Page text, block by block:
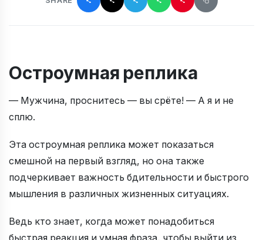
Остроумная реплика
— Мужчина, проснитесь — вы срёте! — А я и не
сплю.
Эта остроумная реплика может показаться
смешной на первый взгляд, но она также
подчеркивает важность бдительности и быстрого
мышления в различных жизненных ситуациях.
Ведь кто знает, когда может понадобиться
быстрая реакция и умная фраза, чтобы выйти из